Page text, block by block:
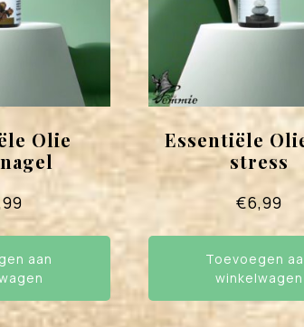
Olie
aan
Essentiële
stress
€6,99
Toevoegen
winkelwagen